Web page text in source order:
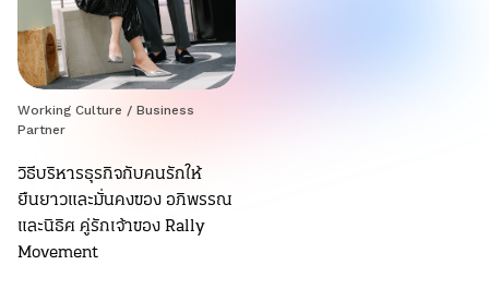
Working Culture / Business
Partner
วิธีบริหารธุรกิจกับคนรักให้
ยืนยาวและมั่นคงของ อภิพรรณ
และนิธิศ คู่รักเจ้าของ Rally
Movement